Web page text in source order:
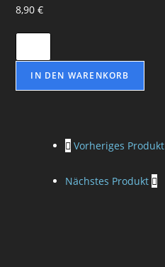
8,90€
IN DEN WARENKORB
Vorheriges Produkt
Nächstes Produkt